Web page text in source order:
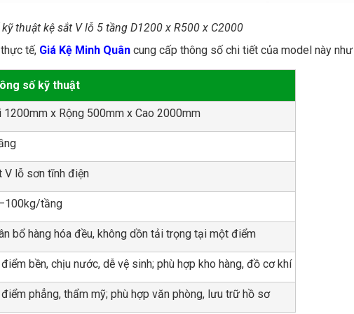
thuật kệ sắt V lỗ 5 tầng D1200 x R500 x C2000
tế, Giá Kệ Minh Quân cung cấp thông số chi tiết của model này
số kỹ thuật
1200mm x Rộng 500mm x Cao 2000mm
V lỗ sơn tĩnh điện
tầng
bổ hàng hóa đều, không dồn tải trọng tại một điểm
điểm bền, chịu nước, dễ vệ sinh; phù hợp kho hàng, đồ cơ khí
điểm phẳng, thẩm mỹ; phù hợp văn phòng, lưu trữ hồ sơ